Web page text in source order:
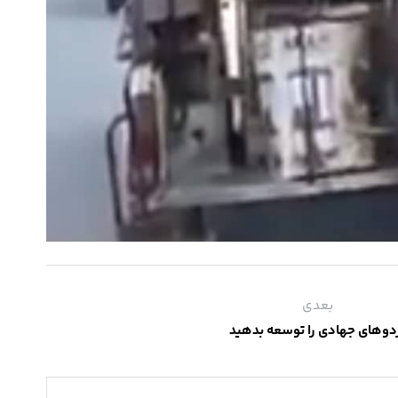
بعدی
جهادی را توسعه بدهید